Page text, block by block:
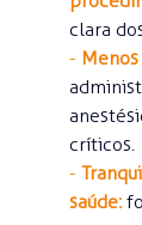
clara
-
críticos.
-
saúde: